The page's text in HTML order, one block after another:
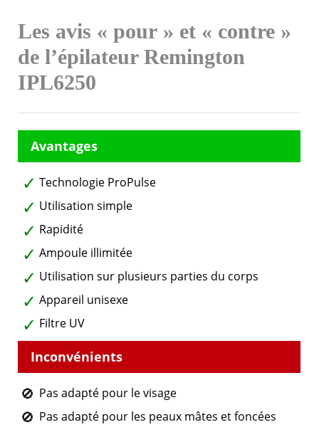
Les avis « pour » et « contre »
de l’épilateur Remington
IPL6250
Technologie ProPulse
Utilisation simple
Rapidité
Ampoule illimitée
Utilisation sur plusieurs parties du corps
Appareil unisexe
Filtre UV
Pas adapté pour le visage
Pas adapté pour les peaux mâtes et foncées